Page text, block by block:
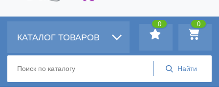
КАТАЛОГ ТОВАРОВ
0
0